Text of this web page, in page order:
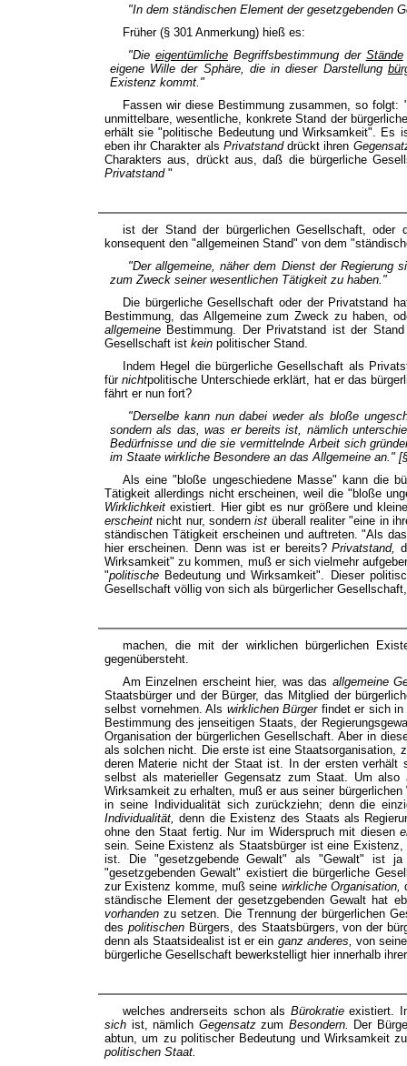
"In dem ständischen Element der gesetzgebenden
Früher (§ 301 Anmerkung) hieß es:
"Die eigentümlicheBegriffsbestimmung der Stände
eigene Wille der Sphäre, die in dieser Darstellung
Existenz kommt."
Fassen wir diese Bestimmung zusammen, so folgt:
unmittelbare, wesentliche, konkrete Stand der
erhält sie "politische Bedeutung und Wirksamkeit".
eben ihr Charakter alsPrivatstanddrückt ihren
Charakters aus, drückt aus, daß die bürgerliche
Privatstand "
ist der Stand der bürgerlichen Gesellschaft,
konsequent den "allgemeinen Stand" von dem
"Der allgemeine,näherdem Dienst der Regierung
zum Zweck seiner wesentlichen Tätigkeit zu haben."
Die bürgerliche Gesellschaft oder der Privatstand
Bestimmung, das Allgemeine zum Zweck zu haben,
allgemeine Bestimmung. Der Privatstand ist der
Gesellschaft ist kein politischer Stand.
Indem Hegel die bürgerliche Gesellschaft als
fürnichtpolitische Unterschiede erklärt, hat er das
fährt er nun fort?
"Derselbe kann nun dabei weder als bloße
sondern als das,was er bereits ist, nämlich
Bedürfnisse und die sie vermittelnde Arbeit sich
im Staate wirkliche Besondere an das Allgemeine an."
Als eine "bloße ungeschiedene Masse" kann die
Tätigkeit allerdings nicht erscheinen, weil die "bloße
Wirklichkeitexistiert. Hier gibt es nur größere und
erscheintnicht nur, sondernist überall realiter "eine in
ständischen Tätigkeit erscheinen und auftreten. "Als
hier erscheinen. Denn was ist er bereits?Privatstand,
Wirksamkeit" zu kommen, muß er sich vielmehr
"politische Bedeutung und Wirksamkeit". Dieser
Gesellschaft völlig von sich als bürgerlicher
machen, die mit der wirklichen bürgerlichen
gegenübersteht.
Am Einzelnen erscheint hier, was das allgemeine
Staatsbürger und der Bürger, das Mitglied der
selbst vornehmen. Als wirklichen Bürger findet er sich
Bestimmung des jenseitigen Staats, der
Organisation der bürgerlichen Gesellschaft. Aber in
als solchen nicht. Die erste ist eine Staatsorganisation,
deren Materie nicht der Staat ist. In der ersten
selbst als materieller Gegensatz zum Staat. Um
Wirksamkeit zu erhalten, muß er aus seiner
in seine Individualität sich zurückziehn; denn die
Individualität,denn die Existenz des Staats als
ohne den Staat fertig. Nur im Widerspruch mit diesen
sein. Seine Existenz als Staatsbürger ist eine
ist. Die "gesetzgebende Gewalt" als "Gewalt" ist
"gesetzgebenden Gewalt" existiert die bürgerliche
zur Existenz komme, muß seine wirkliche Organisation,
ständische Element der gesetzgebenden Gewalt hat
vorhandenzu setzen. Die Trennung der bürgerlichen
des politischen Bürgers, des Staatsbürgers, von der
denn als Staatsidealist ist er ein ganz anderes, von
bürgerliche Gesellschaft bewerkstelligt hier innerhalb
welches andrerseits schon als Bürokratieexistiert.
sich ist, nämlich Gegensatzzum Besondern.
Der
abtun, um zu politischer Bedeutung und Wirksamkeit
politischen Staat.